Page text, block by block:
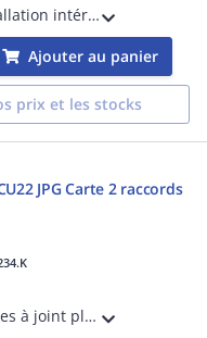
Robinet d'installation intérieure avec pattes de fixation (-5°C à +60°C) - pression maxi 500 mbar
Ajouter au panier
prix et les stocks
JPG Carte 2 raccords
Raccord 2 pièces à joint plat gaz à braser sur cuivre D=22 avec joint - pression maxi 500 mbar